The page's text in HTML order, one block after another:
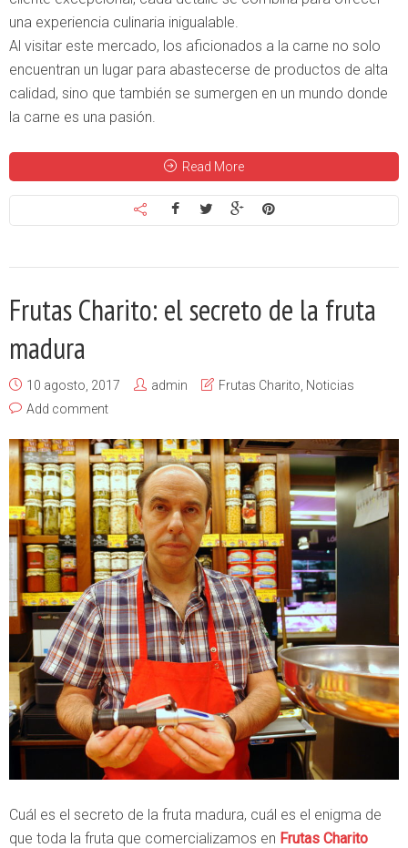
una experiencia culinaria inigualable.
Al visitar este mercado, los aficionados a la carne no solo
encuentran un lugar para abastecerse de productos de alta
calidad, sino que también se sumergen en un mundo donde
la carne es una pasión.
Read More
Frutas Charito: el secreto de la fruta
madura
10 agosto, 2017 admin Frutas Charito Noticias
Add comment
Cuál es el secreto de la fruta madura, cuál es el enigma de
que toda la fruta que comercializamos en Frutas Charito